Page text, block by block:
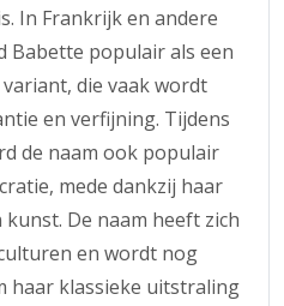
In Frankrijk en andere
Babette populair als een
die vaak wordt
en verfijning. Tijdens
de naam ook populair
mede dankzij haar
De naam heeft zich
en wordt nog
haar klassieke uitstraling